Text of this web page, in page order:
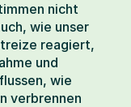
nicht
wie unser
reagiert,
und
wie
verbrennen